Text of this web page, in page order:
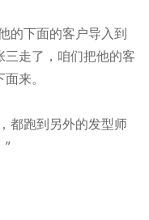
的下面的客户导入到
走了，咱们把他的客
来。
都跑到另外的发型师
”